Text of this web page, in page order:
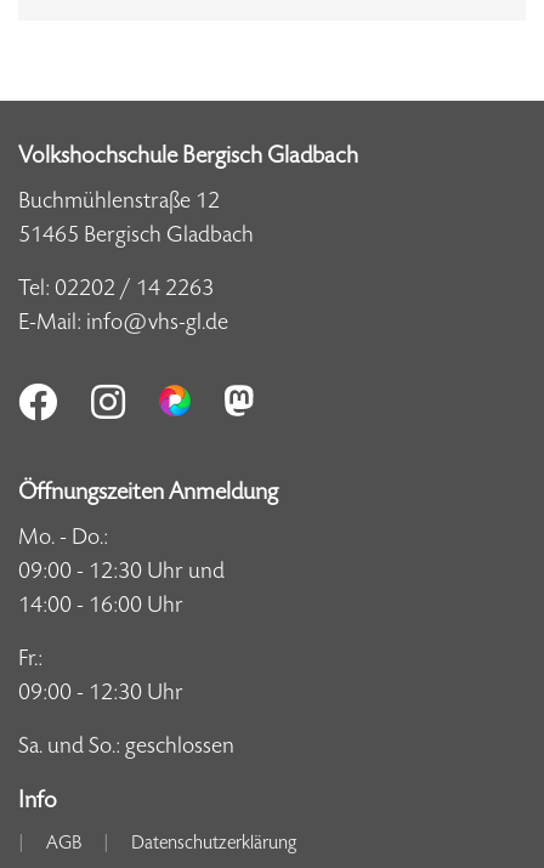
Volkshochschule Bergisch Gladbach
Buchmühlenstraße 12
51465 Bergisch Gladbach
Tel: 02202 / 14 2263
E-Mail: info@vhs-gl.de
Öffnungszeiten Anmeldung
Mo. - Do.:
09:00 - 12:30 Uhr und
14:00 - 16:00 Uhr
Fr.:
09:00 - 12:30 Uhr
Sa. und So.: geschlossen
Info
AGB
Datenschutzerklärung